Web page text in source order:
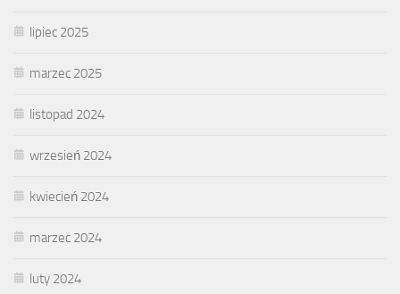
lipiec 2025
marzec 2025
listopad 2024
wrzesień 2024
kwiecień 2024
marzec 2024
luty 2024